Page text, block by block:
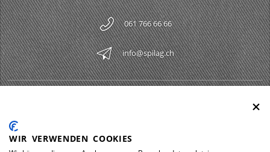
061 766 66 66
info@spilag.ch
LEGAL
WIR VERWENDEN COOKIES